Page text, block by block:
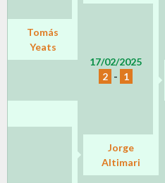
17/02/2025
2 - 1
Tomás
Yeats
Jorge
Altimari